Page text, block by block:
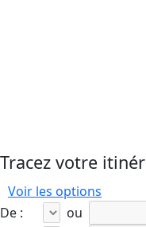
Tracez votre
Voir les options
De :
ou